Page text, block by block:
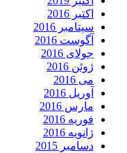
اکتبر 2016
سپتامبر 2016
آگوست 2016
جولای 2016
ژوئن 2016
می 2016
آوریل 2016
مارس 2016
فوریه 2016
ژانویه 2016
دسامبر 2015